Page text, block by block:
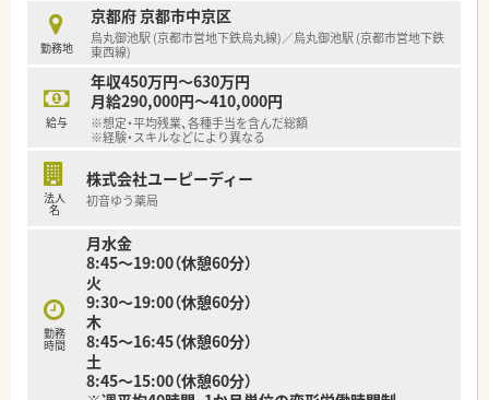
があるのも特徴です
勤務地
京都府 京都市中京区
烏丸御池駅 (京都市営地下鉄烏丸線)／烏丸御池駅 (京都市営地下鉄
東西線)
給与
年収450万円～630万円
月給290,000円～410,000円
※想定・平均残業、各種手当を含んだ総額
※経験・スキルなどにより異なる
法人
名
株式会社ユーピーディー
初音ゆう薬局
勤務
時間
月水金
8:45～19:00（休憩60分）
火
9:30～19:00（休憩60分）
木
8:45〜16:45（休憩60分）
土
8:45～15:00（休憩60分）